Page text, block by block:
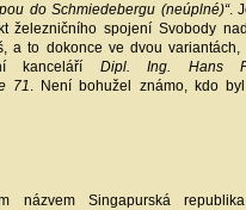
do Schmiedebergu (neúplné)“.
železničního spojení Svobody
a to dokonce ve dvou variantách,
kanceláří Dipl. Ing. Hans
71. Není bohužel známo, kdo
názvem Singapurská